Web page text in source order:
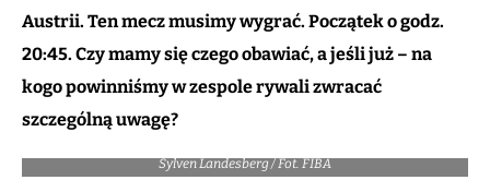
Austrii. Ten mecz musimy wygrać. Początek o godz.
20:45. Czy mamy się czego obawiać, a jeśli już – na
kogo powinniśmy w zespole rywali zwracać
szczególną uwagę?
Sylven Landesberg / Fot. FIBA